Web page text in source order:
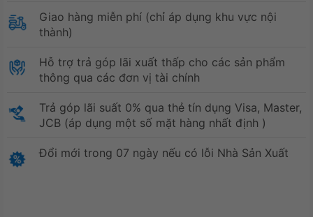
Giao hàng miễn phí (chỉ áp dụng khu vực nội
thành)
Hỗ trợ trả góp lãi xuất thấp cho các sản phẩm
thông qua các đơn vị tài chính
Trả góp lãi suất 0% qua thẻ tín dụng Visa, Master,
JCB (áp dụng một số mặt hàng nhất định )
Đổi mới trong 07 ngày nếu có lỗi Nhà Sản Xuất